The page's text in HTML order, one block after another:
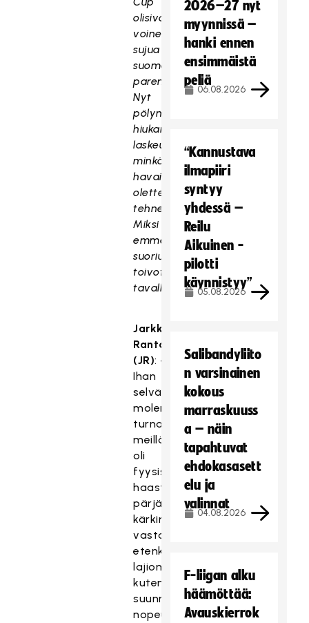
olisivat
voineet
sujua
suomalaisilta
paremminkin.
Nyt
pölyn
hiukan
laskeuduttua,
minkälaisia
havaintoja
olette
tehneet.
Miksi
emme
suoriutuneet
toivotulla
tavalla?
Jarkko
Rantala
(JR): –
Ihan
selvästi
molemmissa
turnauksissa
meillä
oli
fyysisesti
haasteita
pärjätä
kärkimaita
vastaan
etenkin
lajiominaisuuksissa,
kuten
suunnanmuutokset,
nopeus
2026–27 nyt
myynnissä –
hanki ennen
ensimmäistä
peliä
06.08.2026
“Kannustava
ilmapiiri
syntyy
yhdessä –
Reilu
Aikuinen -
pilotti
käynnistyy”
05.08.2026
Salibandyliito
n varsinainen
kokous
marraskuuss
a – näin
tapahtuvat
ehdokasasett
elu ja
valinnat
04.08.2026
F-liigan alku
häämöttää:
Avauskierrok